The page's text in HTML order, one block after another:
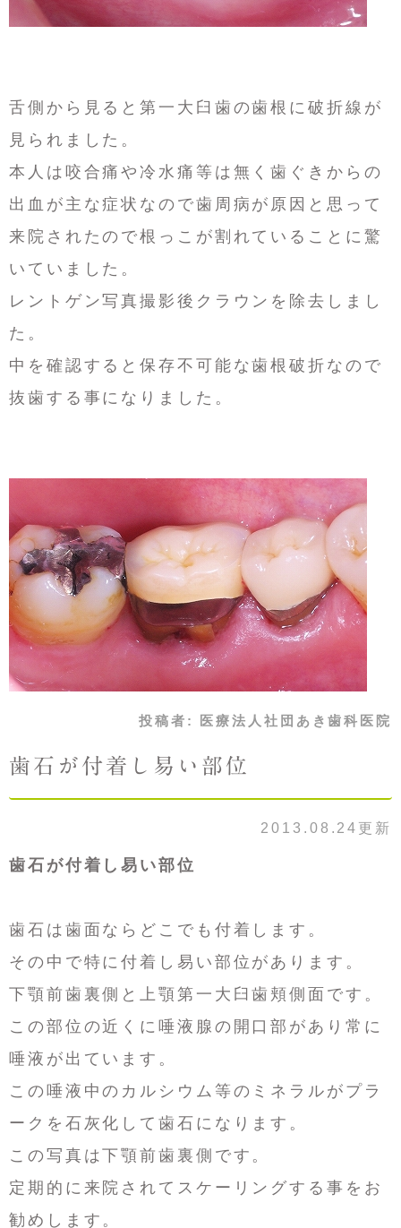
舌側から見ると第一大臼歯の歯根に破折線が
見られました。
本人は咬合痛や冷水痛等は無く歯ぐきからの
出血が主な症状なので歯周病が原因と思って
来院されたので根っこが割れていることに驚
いていました。
レントゲン写真撮影後クラウンを除去しまし
た。
中を確認すると保存不可能な歯根破折なので
抜歯する事になりました。
投稿者: 医療法人社団あき歯科医院
歯石が付着し易い部位
2013.08.24更新
歯石が付着し易い部位
歯石は歯面ならどこでも付着します。
その中で特に付着し易い部位があります。
下顎前歯裏側と上顎第一大臼歯頬側面です。
この部位の近くに唾液腺の開口部があり常に
唾液が出ています。
この唾液中のカルシウム等のミネラルがプラ
ークを石灰化して歯石になります。
この写真は下顎前歯裏側です。
定期的に来院されてスケーリングする事をお
勧めします。